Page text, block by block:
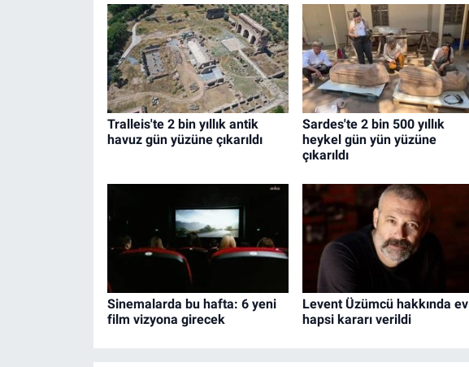
Tralleis'te 2 bin yıllık antik
havuz gün yüzüne çıkarıldı
Sardes'te 2 bin 500 yıllık
heykel gün yün yüzüne
çıkarıldı
Sinemalarda bu hafta: 6 yeni
film vizyona girecek
Levent Üzümcü hakkında ev
hapsi kararı verildi